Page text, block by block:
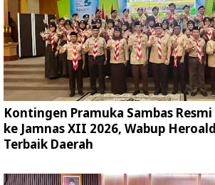
Kontingen Pramuka Sambas
ke Jamnas XII 2026, Wabup
Terbaik Daerah